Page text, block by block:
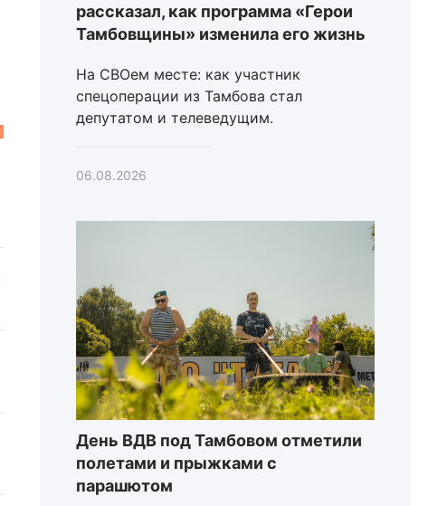
рассказал, как программа «Герои
Тамбовщины» изменила его жизнь
На СВОем месте: как участник
спецоперации из Тамбова стал
депутатом и телеведущим.
06.08.2026
День ВДВ под Тамбовом отметили
полетами и прыжками с
парашютом